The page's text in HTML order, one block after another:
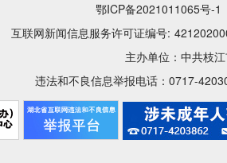
鄂ICP备2021011065号
互联网新闻信息服务许可证编号:
主办单位：中共枝
违法和不良信息举报电话：0717-